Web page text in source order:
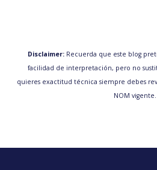
Disclaimer: Recuerda que este blog
facilidad de interpretación, pero no
quieres exactitud técnica siempre debes
NOM vigente.